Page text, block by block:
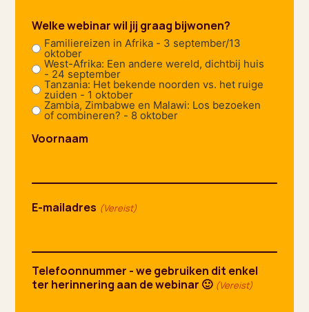
Welke webinar wil jij graag bijwonen?
Familiereizen in Afrika - 3 september/13
oktober
West-Afrika: Een andere wereld, dichtbij huis
- 24 september
Tanzania: Het bekende noorden vs. het ruige
zuiden - 1 oktober
Zambia, Zimbabwe en Malawi: Los bezoeken
of combineren? - 8 oktober
Voornaam
E-mailadres (Vereist)
Telefoonnummer - we gebruiken dit enkel
ter herinnering aan de webinar 🙂 (Vereist)